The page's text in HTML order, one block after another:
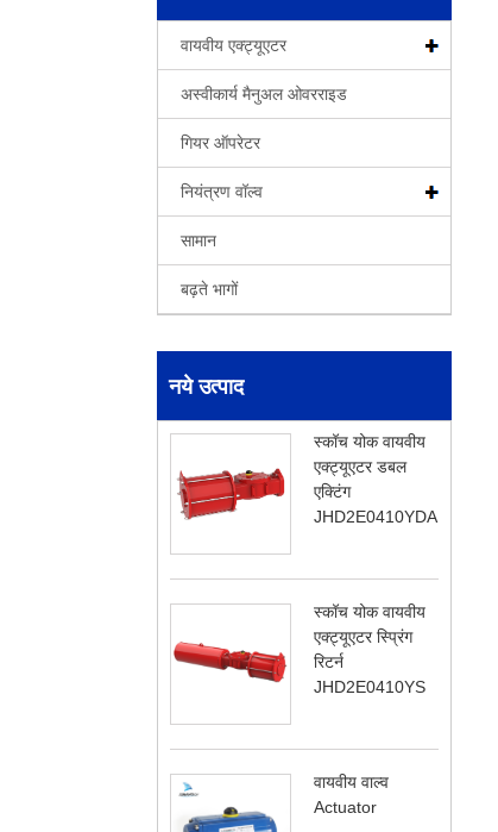
वायवीय एक्ट्यूएटर
अस्वीकार्य मैनुअल ओवरराइड
गियर ऑपरेटर
नियंत्रण वॉल्व
सामान
बढ़ते भागों
नये उत्पाद
स्कॉच योक वायवीय
एक्ट्यूएटर डबल
एक्टिंग
JHD2E0410YDA
स्कॉच योक वायवीय
एक्ट्यूएटर स्प्रिंग
रिटर्न
JHD2E0410YS
वायवीय वाल्व
Actuator